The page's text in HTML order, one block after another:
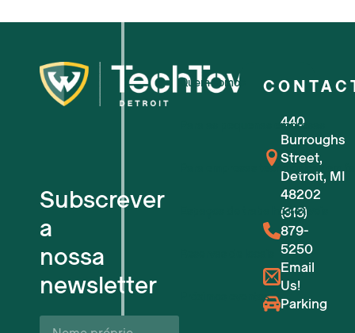
Subscrever
a
nossa
newsletter
Nome
Quem somos
Para as pequenas empresas
Para empresas tecnológicas em
Espaços de trabalho flexíveis
Próximos eventos
440
Burroughs
Street,
Detroit, MI
48202
(313)
879-
5250
Email
Us!
Parking